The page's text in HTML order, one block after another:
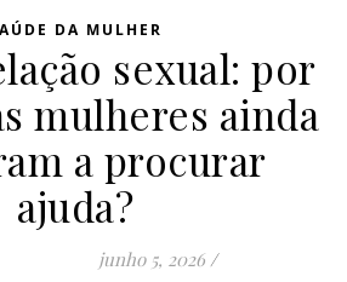
DA MULHER
sexual: por
mulheres ainda
a procurar
ajuda?
junho 5, 2026 /